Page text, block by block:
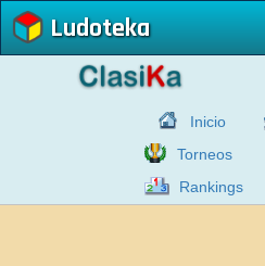
Ludoteka
Inicio
Torneos
Rankings